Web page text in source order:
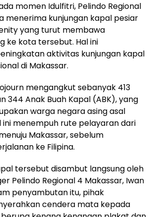
momen Idulfitri, Pelindo Regional
menerima kunjungan kapal pesiar
yang turut membawa
ke kota tersebut. Hal ini
aktivitas kunjungan kapal
di Makassar.
mengangkut sebanyak 413
344 Anak Buah Kapal (ABK), yang
warga negara asing asal
ini menempuh rute pelayaran dari
Makassar, sebelum
ke Filipina.
tersebut disambut langsung oleh
Pelindo Regional 4 Makassar, Iwan
penyambutan itu, pihak
cendera mata kepada